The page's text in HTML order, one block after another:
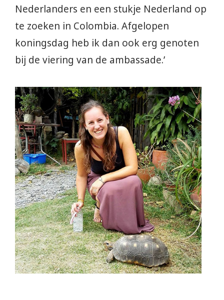
Nederlanders en een stukje Nederland op
te zoeken in Colombia. Afgelopen
koningsdag heb ik dan ook erg genoten
bij de viering van de ambassade.’